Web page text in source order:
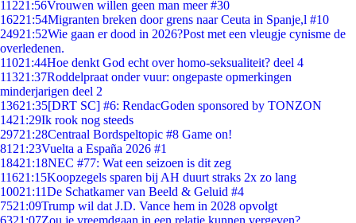
11221:56Vrouwen willen geen man meer #30
16221:54Migranten breken door grens naar Ceuta in Spanje,l #10
24921:52Wie gaan er dood in 2026?Post met een vleugje cynisme de
overledenen.
11021:44Hoe denkt God echt over homo-seksualiteit? deel 4
11321:37Roddelpraat onder vuur: ongepaste opmerkingen
minderjarigen deel 2
13621:35[DRT SC] #6: RendacGoden sponsored by TONZON
1421:29Ik rook nog steeds
29721:28Centraal Bordspeltopic #8 Game on!
81 21:23Vuelta a España 2026 #1
18421:18NEC #77: Wat een seizoen is dit zeg
11621:15Koopzegels sparen bij AH duurt straks 2x zo lang
10021:11De Schatkamer van Beeld & Geluid #4
7521:09Trump wil dat J.D. Vance hem in 2028 opvolgt
6321:07Zou je vreemdgaan in een relatie kunnen vergeven?